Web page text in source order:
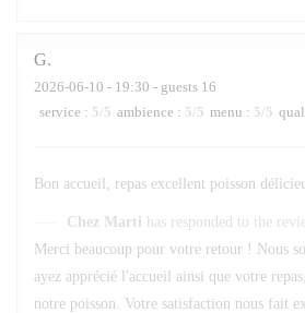
G
2026-06-10 - 19:30 - guests 16
service : 5/5 ambience : 5/5 menu : 5/5
Bon accueil, repas excellent poisson
Chez Marti has responded to the
Merci beaucoup pour votre retour ! Nous
ayez apprécié l'accueil ainsi que votre
notre poisson. Votre satisfaction nous fait